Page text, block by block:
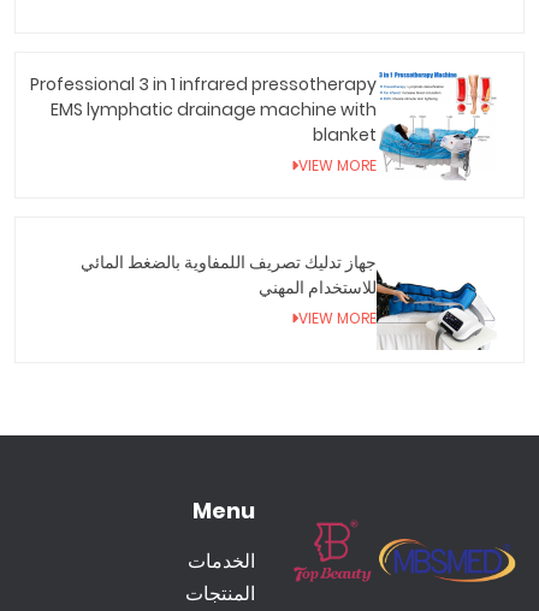
Professional 3 in 1 infrared pressotherapy
EMS lymphatic drainage machine with
blanket
VIEW MORE
جهاز تدليك تصريف اللمفاوية بالضغط المائي
للاستخدام المهني
VIEW MORE
Menu
الخدمات
المنتجات